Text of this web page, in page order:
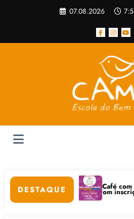
07.08.2026
DESTAQUE
está com inscrições abertas
Café com Paulo Freire